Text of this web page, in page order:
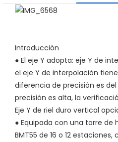
Introducción
● El eje Y adopta: eje Y de
el eje Y de interpolación
diferencia de precisión es del
precisión es alta, la
Eje Y de riel duro vertical
● Equipada con una torre de
BMT55 de 16 o 12